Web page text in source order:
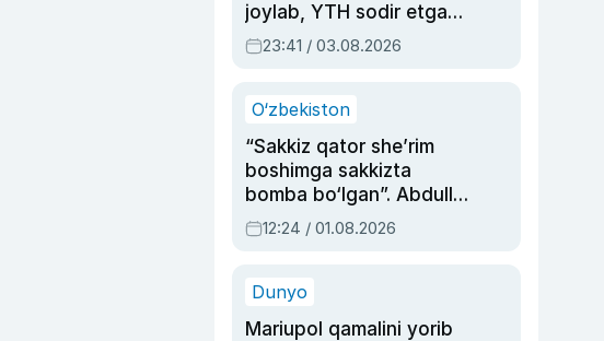
joylab, YTH sodir etgan
ayolga sud hukmi o‘qildi
23:41 / 03.08.2026
O‘zbekiston
“Sakkiz qator she’rim
boshimga sakkizta
bomba bo‘lgan”. Abdulla
Oripovni siyosiy
ayblovlardan asrab
12:24 / 01.08.2026
Dunyo
Mariupol qamalini yorib